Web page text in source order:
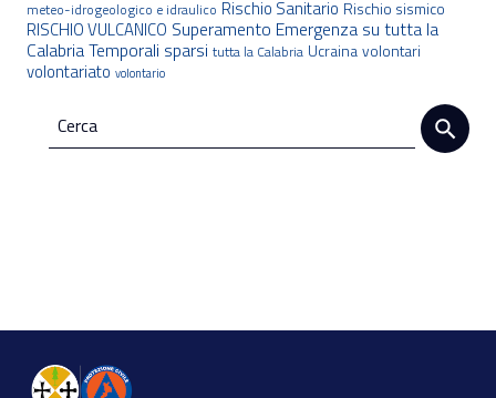
meteo-idrogeologico e idraulico Rischio Sanitario Rischio sismico
RISCHIO VULCANICO Superamento Emergenza su tutta la
CalabriaTemporali sparsi tutta la Calabria Ucrainavolontari
volontariato volontario